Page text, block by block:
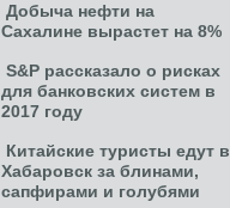
Добыча нефти на
Сахалине вырастет на 8%
S&P рассказало о рисках
для банковских систем в
2017 году
Китайские туристы едут в
Хабаровск за блинами,
сапфирами и голубями